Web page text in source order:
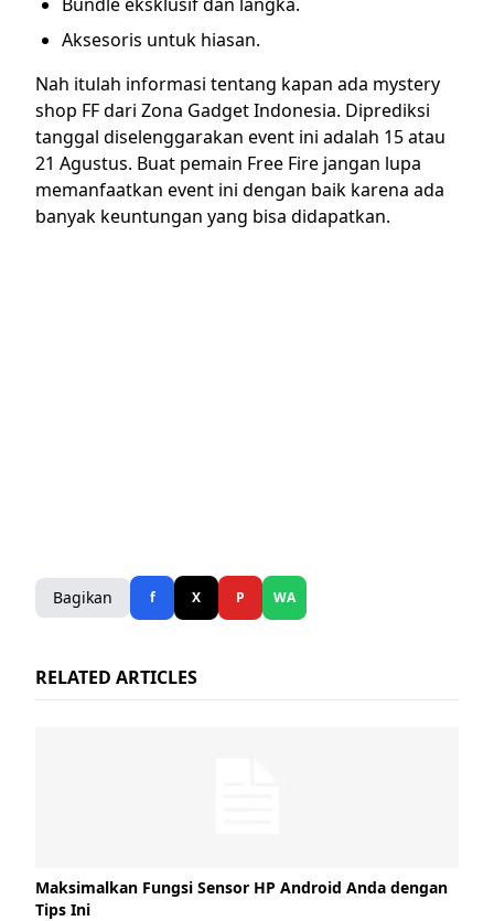
Aksesoris untuk hiasan.
Nah itulah informasi tentang kapan ada mystery
shop FF dari Zona Gadget Indonesia. Diprediksi
tanggal diselenggarakan event ini adalah 15 atau
21 Agustus. Buat pemain Free Fire jangan lupa
memanfaatkan event ini dengan baik karena ada
banyak keuntungan yang bisa didapatkan.
Bagikan f X P WA
RELATED ARTICLES
Maksimalkan Fungsi Sensor HP Android Anda dengan
Tips Ini